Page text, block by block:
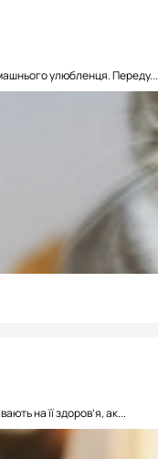
улюбленця. Переду...
на її здоров’я, ак...